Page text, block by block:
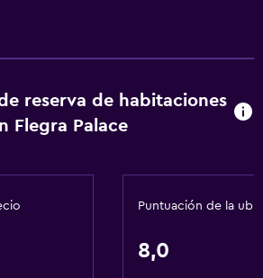
apoyo
por escaleras
reserva de habitaciones
Flegra Palace
Puntuación de la
8,0